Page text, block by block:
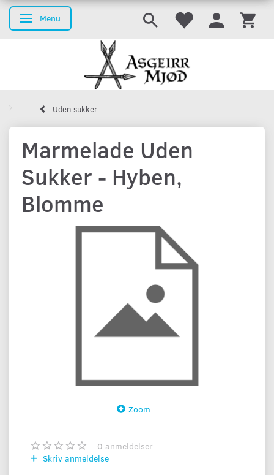
Skifte navigation
Menu
Uden sukker
Marmelade Uden
Sukker - Hyben,
Blomme
Zoom
0 anmeldelser
Skriv anmeldelse